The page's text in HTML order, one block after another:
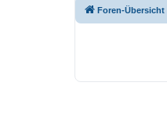
Foren-Übersicht